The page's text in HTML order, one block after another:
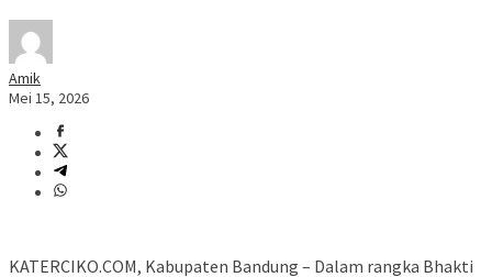
Amik
Mei 15, 2026
KATERCIKO.COM, Kabupaten Bandung – Dalam rangka Bhakti